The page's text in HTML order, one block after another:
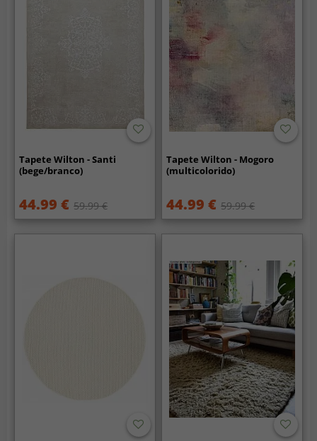
Tapete Wilton - Santi
(bege/branco)
44.99 € 59.99 €
Tapete Wilton - Mogoro
(multicolorido)
44.99 € 59.99 €